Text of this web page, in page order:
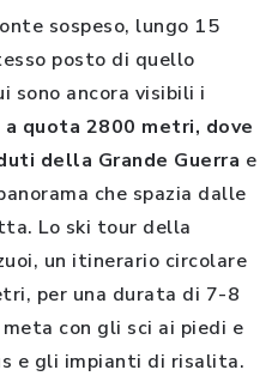
sospeso, lungo 15
posto di quello
sono ancora visibili i
quota 2800 metri, dove
della Grande Guerra e
che spazia dalle
Lo ski tour della
un itinerario circolare
per una durata di 7-8
con gli sci ai piedi e
e gli impianti di risalita.